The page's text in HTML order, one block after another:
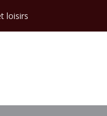
loisirs